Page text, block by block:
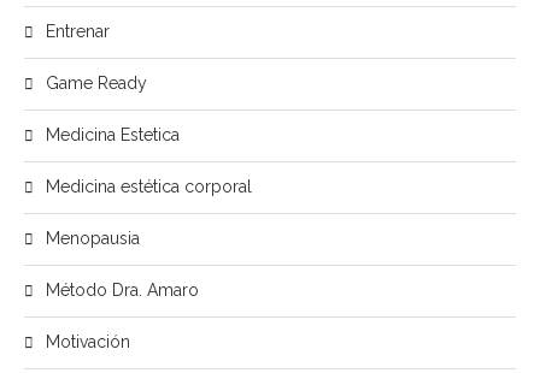
Entrenar
Game Ready
Medicina Estetica
Medicina estética corporal
Menopausia
Método Dra. Amaro
Motivación